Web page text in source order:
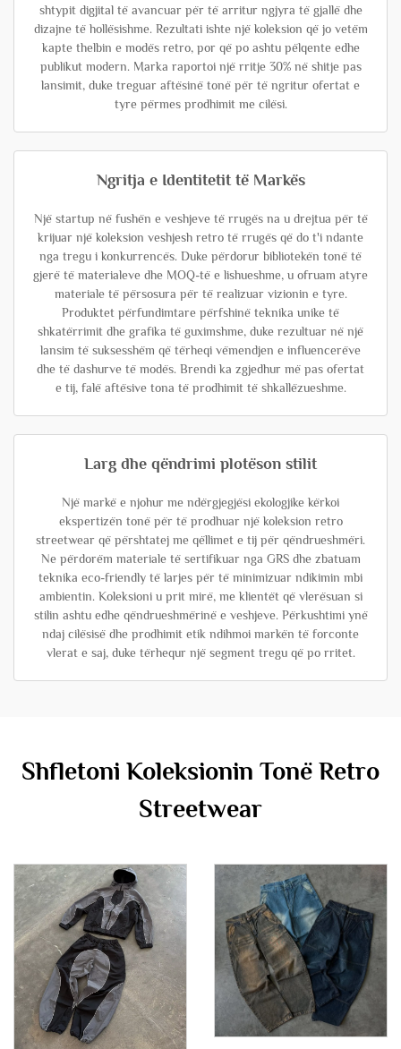
shtypit digjital të avancuar për të arritur ngjyra të gjallë dhe
dizajne të hollësishme. Rezultati ishte një koleksion që jo vetëm
kapte thelbin e modës retro, por që po ashtu pëlqente edhe
publikut modern. Marka raportoi një rritje 30% në shitje pas
lansimit, duke treguar aftësinë tonë për të ngritur ofertat e
tyre përmes prodhimit me cilësi.
Ngritja e Identitetit të Markës
Një startup në fushën e veshjeve të rrugës na u drejtua për të
krijuar një koleksion veshjesh retro të rrugës që do t'i ndante
nga tregu i konkurrencës. Duke përdorur bibliotekën tonë të
gjerë të materialeve dhe MOQ-të e lishueshme, u ofruam atyre
materiale të përsosura për të realizuar vizionin e tyre.
Produktet përfundimtare përfshinë teknika unike të
shkatërrimit dhe grafika të guximshme, duke rezultuar në një
lansim të suksesshëm që tërheqi vëmendjen e influencerëve
dhe të dashurve të modës. Brendi ka zgjedhur më pas ofertat
e tij, falë aftësive tona të prodhimit të shkallëzueshme.
Larg dhe qëndrimi plotëson stilit
Një markë e njohur me ndërgjegjësi ekologjike kërkoi
ekspertizën tonë për të prodhuar një koleksion retro
streetwear që përshtatej me qëllimet e tij për qëndrueshmëri.
Ne përdorëm materiale të sertifikuar nga GRS dhe zbatuam
teknika eco-friendly të larjes për të minimizuar ndikimin mbi
ambientin. Koleksioni u prit mirë, me klientët që vlerësuan si
stilin ashtu edhe qëndrueshmërinë e veshjeve. Përkushtimi ynë
ndaj cilësisë dhe prodhimit etik ndihmoi markën të forconte
vlerat e saj, duke tërhequr një segment tregu që po rritet.
Shfletoni Koleksionin Tonë Retro
Streetwear